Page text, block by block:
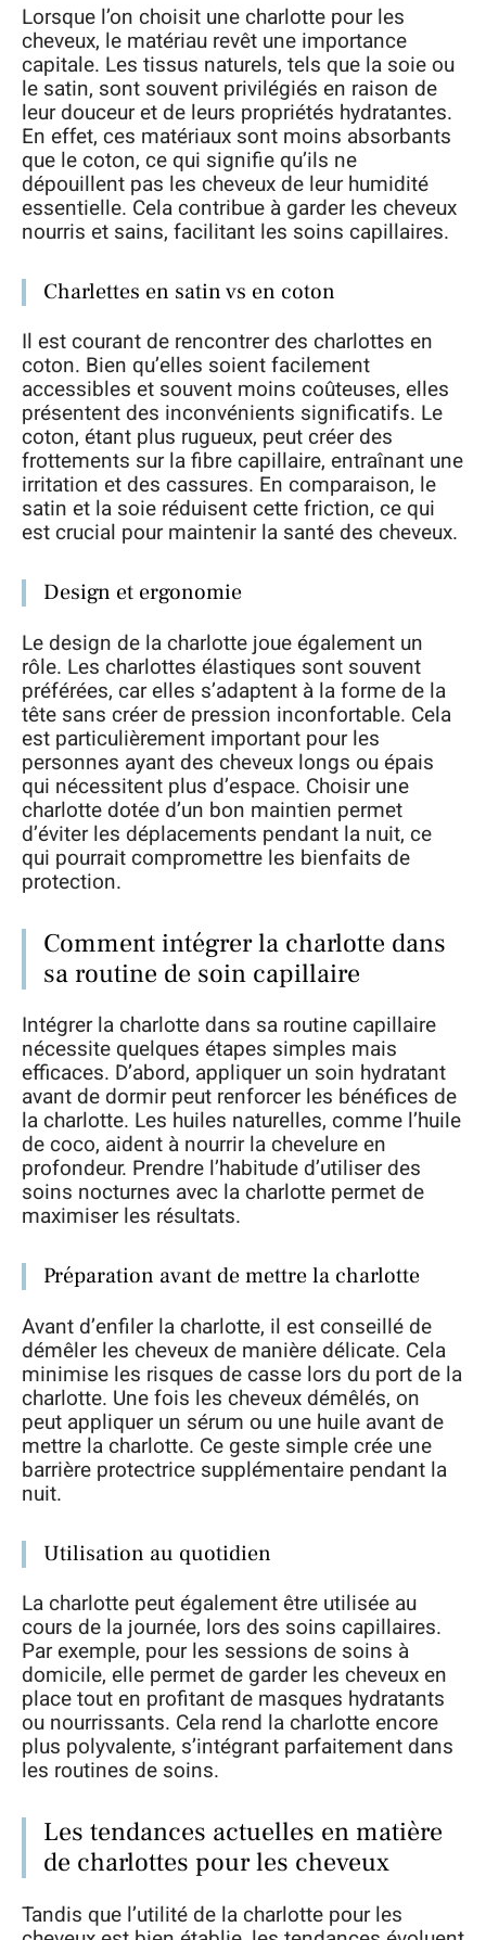
Lorsque l’on choisit une charlotte pour les
cheveux, le matériau revêt une importance
capitale. Les tissus naturels, tels que la soie ou
le satin, sont souvent privilégiés en raison de
leur douceur et de leurs propriétés hydratantes.
En effet, ces matériaux sont moins absorbants
que le coton, ce qui signifie qu’ils ne
dépouillent pas les cheveux de leur humidité
essentielle. Cela contribue à garder les cheveux
nourris et sains, facilitant les soins capillaires.
Charlettes en satin vs en coton
Il est courant de rencontrer des charlottes en
coton. Bien qu’elles soient facilement
accessibles et souvent moins coûteuses, elles
présentent des inconvénients significatifs. Le
coton, étant plus rugueux, peut créer des
frottements sur la fibre capillaire, entraînant une
irritation et des cassures. En comparaison, le
satin et la soie réduisent cette friction, ce qui
est crucial pour maintenir la santé des cheveux.
Design et ergonomie
Le design de la charlotte joue également un
rôle. Les charlottes élastiques sont souvent
préférées, car elles s’adaptent à la forme de la
tête sans créer de pression inconfortable. Cela
est particulièrement important pour les
personnes ayant des cheveux longs ou épais
qui nécessitent plus d’espace. Choisir une
charlotte dotée d’un bon maintien permet
d’éviter les déplacements pendant la nuit, ce
qui pourrait compromettre les bienfaits de
protection.
Comment intégrer la charlotte dans
sa routine de soin capillaire
Intégrer la charlotte dans sa routine capillaire
nécessite quelques étapes simples mais
efficaces. D’abord, appliquer un soin hydratant
avant de dormir peut renforcer les bénéfices de
la charlotte. Les huiles naturelles, comme l’huile
de coco, aident à nourrir la chevelure en
profondeur. Prendre l’habitude d’utiliser des
soins nocturnes avec la charlotte permet de
maximiser les résultats.
Préparation avant de mettre la charlotte
Avant d’enfiler la charlotte, il est conseillé de
démêler les cheveux de manière délicate. Cela
minimise les risques de casse lors du port de la
charlotte. Une fois les cheveux démêlés, on
peut appliquer un sérum ou une huile avant de
mettre la charlotte. Ce geste simple crée une
barrière protectrice supplémentaire pendant la
nuit.
Utilisation au quotidien
La charlotte peut également être utilisée au
cours de la journée, lors des soins capillaires.
Par exemple, pour les sessions de soins à
domicile, elle permet de garder les cheveux en
place tout en profitant de masques hydratants
ou nourrissants. Cela rend la charlotte encore
plus polyvalente, s’intégrant parfaitement dans
les routines de soins.
Les tendances actuelles en matière
de charlottes pour les cheveux
Tandis que l’utilité de la charlotte pour les